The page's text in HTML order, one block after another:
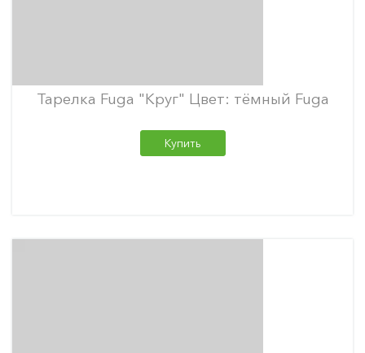
Тарелка Fuga "Круг" Цвет: тёмный Fuga
Купить